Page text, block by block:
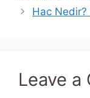
Hac Nedir?
Leave a